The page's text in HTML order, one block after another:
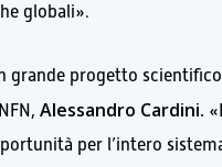
globali».
grande progetto
Alessandro Cardini.
per l’intero